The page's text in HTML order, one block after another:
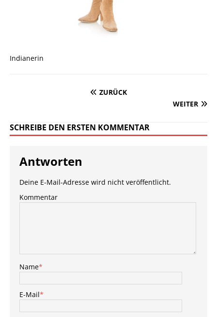
Indianerin
ZURÜCK
WEITER
SCHREIBE DEN ERSTEN KOMMENTAR
Antworten
Deine E-Mail-Adresse wird nicht veröffentlicht.
Kommentar
Name*
E-Mail*